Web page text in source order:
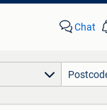
Chat